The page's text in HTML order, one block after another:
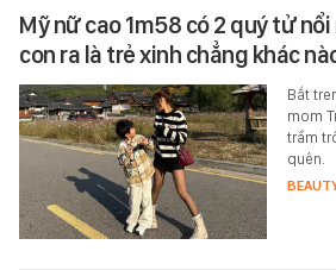
Mỹ nữ cao 1m58 có 2 quý tử
con ra là trẻ xinh chẳng khác
Bắt
mom
trầm
quên.